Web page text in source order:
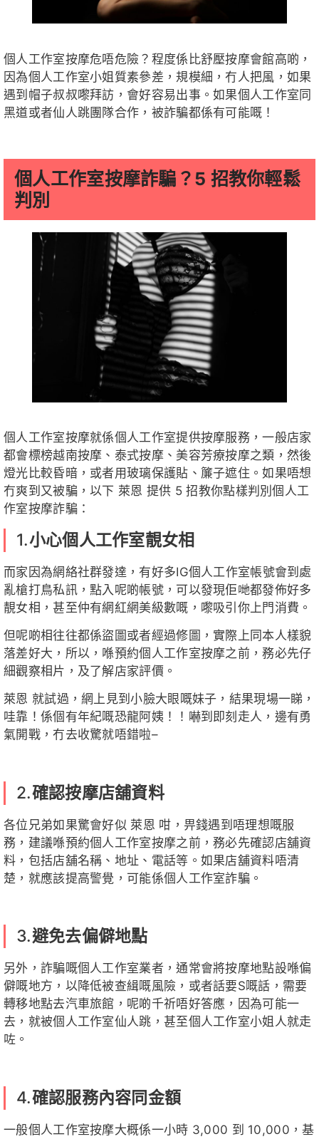
個人工作室按摩危唔危險？程度係比舒壓按摩會館高啲，
因為個人工作室小姐質素參差，規模細，冇人把風，如果
遇到帽子叔叔嚟拜訪，會好容易出事。如果個人工作室同
黑道或者仙人跳團隊合作，被詐騙都係有可能嘅！
個人工作室按摩詐騙？5 招教你輕鬆
判別
個人工作室按摩就係個人工作室提供按摩服務，一般店家
都會標榜越南按摩、泰式按摩、美容芳療按摩之類，然後
燈光比較昏暗，或者用玻璃保護貼、簾子遮住。如果唔想
冇爽到又被騙，以下 萊恩 提供 5 招教你點樣判別個人工
作室按摩詐騙：
1.小心個人工作室靚女相
而家因為網絡社群發達，有好多IG個人工作室帳號會到處
亂槍打鳥私訊，點入呢啲帳號，可以發現佢哋都發佈好多
靚女相，甚至仲有網紅網美級數嘅，嚟吸引你上門消費。
但呢啲相往往都係盜圖或者經過修圖，實際上同本人樣貌
落差好大，所以，喺預約個人工作室按摩之前，務必先仔
細觀察相片，及了解店家評價。
萊恩 就試過，網上見到小臉大眼嘅妹子，結果現場一睇，
哇靠！係個有年紀嘅恐龍阿姨！！嚇到即刻走人，邊有勇
氣開戰，冇去收驚就唔錯啦–
2.確認按摩店舖資料
各位兄弟如果驚會好似 萊恩 咁，畀錢遇到唔理想嘅服
務，建議喺預約個人工作室按摩之前，務必先確認店舖資
料，包括店舖名稱、地址、電話等。如果店舖資料唔清
楚，就應該提高警覺，可能係個人工作室詐騙。
3.避免去偏僻地點
另外，詐騙嘅個人工作室業者，通常會將按摩地點設喺偏
僻嘅地方，以降低被查緝嘅風險，或者話要S嘅話，需要
轉移地點去汽車旅館，呢啲千祈唔好答應，因為可能一
去，就被個人工作室仙人跳，甚至個人工作室小姐人就走
咗。
4.確認服務內容同金額
一般個人工作室按摩大概係一小時 3,000 到 10,000，基